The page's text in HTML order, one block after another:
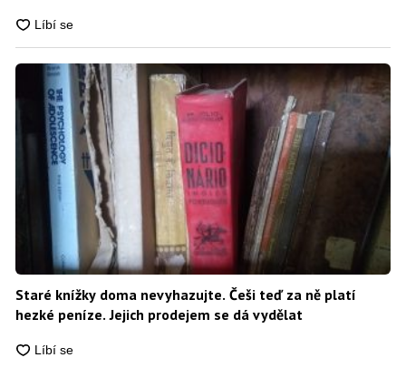
Staré knížky doma nevyhazujte. Češi teď za ně platí
hezké peníze. Jejich prodejem se dá vydělat